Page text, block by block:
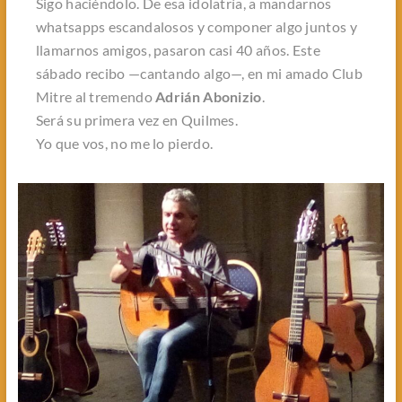
whatsapps escandalosos y componer algo juntos y
llamarnos amigos, pasaron casi 40 años. Este
sábado recibo —cantando algo—, en mi amado Club
Mitre al tremendoAdrián Abonizio.
Será su primera vez en Quilmes.
Yo que vos, no me lo pierdo.